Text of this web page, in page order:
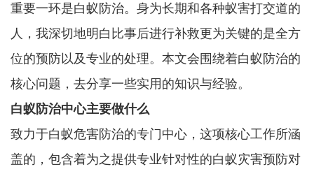
重要一环是白蚁防治。身为长期和各种蚁害打交道的
人，我深切地明白比事后进行补救更为关键的是全方
位的预防以及专业的处理。本文会围绕着白蚁防治的
核心问题，去分享一些实用的知识与经验。
白蚁防治中心主要做什么
致力于白蚁危害防治的专门中心，这项核心工作所涵
盖的，包含着为之提供专业针对性的白蚁灾害预防对